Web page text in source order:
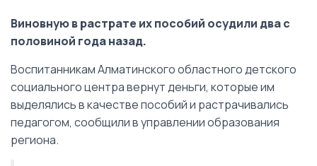
Виновную в растрате их пособий осудили два с
половиной года назад.
Воспитанникам Алматинского областного детского
социального центра вернут деньги, которые им
выделялись в качестве пособий и растрачивались
педагогом, сообщили в управлении образования
региона.